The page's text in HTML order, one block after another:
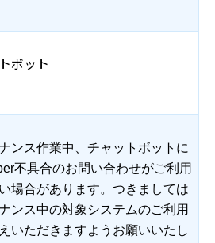
ボット
ンス作業中、チャットボットに
不具合のお問い合わせがご利用
場合があります。つきましては
ンス中の対象システムのご利用
いただきますようお願いいたし